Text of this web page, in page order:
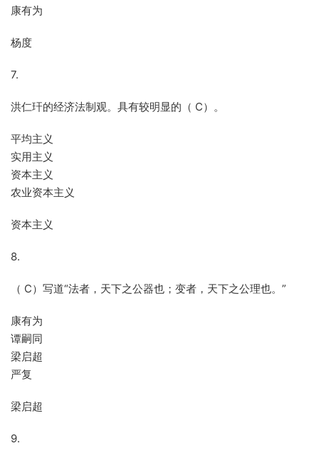
康有为
杨度
7.
洪仁玕的经济法制观。具有较明显的（ C）。
平均主义
实用主义
资本主义
农业资本主义
资本主义
8.
（ C）写道“法者，天下之公器也；变者，天下之公理也。”
康有为
谭嗣同
梁启超
严复
梁启超
9.